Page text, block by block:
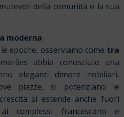
della comunità e la sua
moderna
epoche, osserviamo come tra
abbia conosciuto una
eleganti dimore nobiliari,
piazze, si potenziano le
si estende anche fuori
complessi francescano e